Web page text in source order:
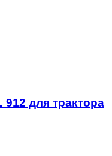
912 для трактора